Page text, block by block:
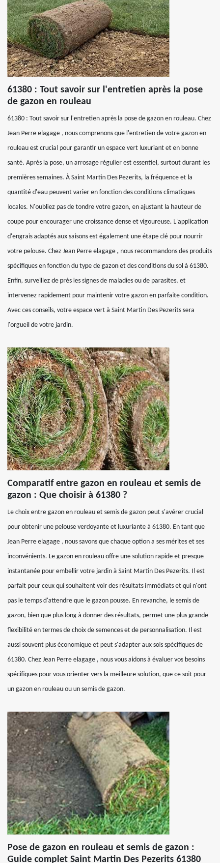
61380 : Tout savoir sur l'entretien après la pose
de gazon en rouleau
61380 : Tout savoir sur l'entretien après la pose de gazon en rouleau. Chez
Jean Perre elagage , nous comprenons que l'entretien de votre gazon en
rouleau est crucial pour garantir un espace vert luxuriant et en bonne
santé. Après la pose, un arrosage régulier est essentiel, surtout durant les
premières semaines. À Saint Martin Des Pezerits, la fréquence et la
quantité d'eau peuvent varier en fonction des conditions climatiques
locales. N'oubliez pas de tondre votre gazon, en ajustant la hauteur de
coupe pour encourager une croissance dense et vigoureuse. L'application
d'engrais adaptés aux saisons est également une étape clé pour nourrir
votre pelouse. Chez Jean Perre elagage , nous recommandons des produits
spécifiques en fonction du type de gazon et des conditions du sol à 61380.
Enfin, surveillez de près les signes de maladies ou de parasites, et
intervenez rapidement pour maintenir votre gazon en parfaite condition.
Avec ces conseils, votre espace vert à Saint Martin Des Pezerits sera
l'orgueil de votre jardin.
Comparatif entre gazon en rouleau et semis de
gazon : Que choisir à 61380 ?
Le choix entre gazon en rouleau et semis de gazon peut s'avérer crucial
pour obtenir une pelouse verdoyante et luxuriante à 61380. En tant que
Jean Perre elagage , nous savons que chaque option a ses mérites et ses
inconvénients. Le gazon en rouleau offre une solution rapide et presque
instantanée pour embellir votre jardin à Saint Martin Des Pezerits. Il est
parfait pour ceux qui souhaitent voir des résultats immédiats et qui n'ont
pas le temps d'attendre que le gazon pousse. En revanche, le semis de
gazon, bien que plus long à donner des résultats, permet une plus grande
flexibilité en termes de choix de semences et de personnalisation. Il est
aussi souvent plus économique et peut s'adapter aux sols spécifiques de
61380. Chez Jean Perre elagage , nous vous aidons à évaluer vos besoins
spécifiques pour vous orienter vers la meilleure solution, que ce soit pour
un gazon en rouleau ou un semis de gazon.
Pose de gazon en rouleau et semis de gazon :
Guide complet Saint Martin Des Pezerits 61380